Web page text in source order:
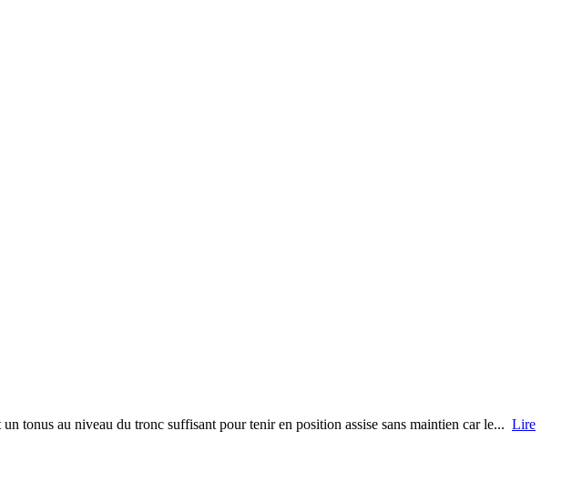
tonus au niveau du tronc suffisant pour tenir en position assise sans maintien car le... Lire